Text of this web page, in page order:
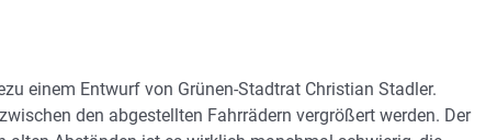
einem Entwurf von Grünen-Stadtrat Christian Stadler.
den abgestellten Fahrrädern vergrößert werden. Der